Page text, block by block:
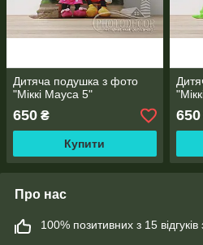
Дитяча подушка з фото
"Міккі Мауса 5"
650 ₴
Купити
650
Про нас
100% позитивних з 15 відгуків